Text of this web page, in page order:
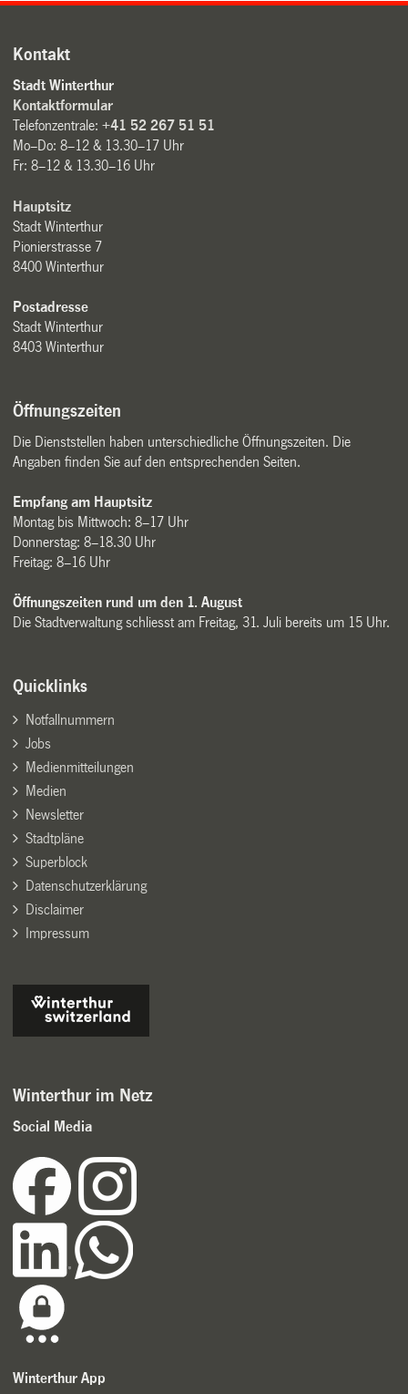
Kontakt
Stadt Winterthur
Kontaktformular
Telefonzentrale:+41 52 267 51 51
Mo–Do: 8–12 & 13.30–17 Uhr
Fr: 8–12 & 13.30–16 Uhr
Hauptsitz
Stadt Winterthur
Pionierstrasse 7
8400 Winterthur
Postadresse
Stadt Winterthur
8403 Winterthur
Öffnungszeiten
Die Dienststellen haben unterschiedliche Öffnungszeiten. Die
Angaben finden Sie auf den entsprechenden Seiten.
Empfang am Hauptsitz
Montag bis Mittwoch: 8–17 Uhr
Donnerstag: 8–18.30 Uhr
Freitag: 8–16 Uhr
Öffnungszeiten rund um den 1. August
Die Stadtverwaltung schliesst am Freitag, 31. Juli bereits um 15 Uhr.
Quicklinks
Notfallnummern
Jobs
Medienmitteilungen
Medien
Newsletter
Stadtpläne
Superblock
Datenschutzerklärung
Disclaimer
Impressum
Winterthur im Netz
Social Media
Winterthur App